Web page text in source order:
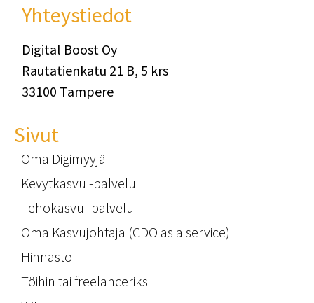
Yhteystiedot
Digital Boost Oy
Rautatienkatu 21 B, 5 krs
33100 Tampere
Sivut
Oma Digimyyjä
Kevytkasvu -palvelu
Tehokasvu -palvelu
Oma Kasvujohtaja (CDO as a service)
Hinnasto
Töihin tai freelanceriksi